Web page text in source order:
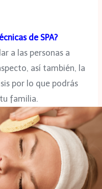
de SPA?
a las personas a
así también, la
por lo que podrás
familia.